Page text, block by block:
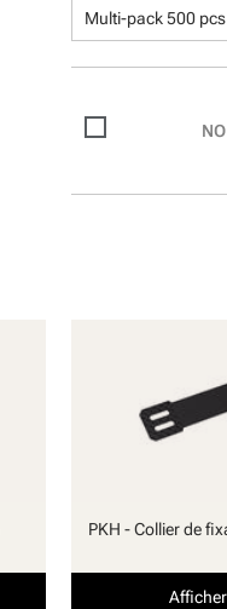
Multi-pack 500 pcs
PKH - Collier de